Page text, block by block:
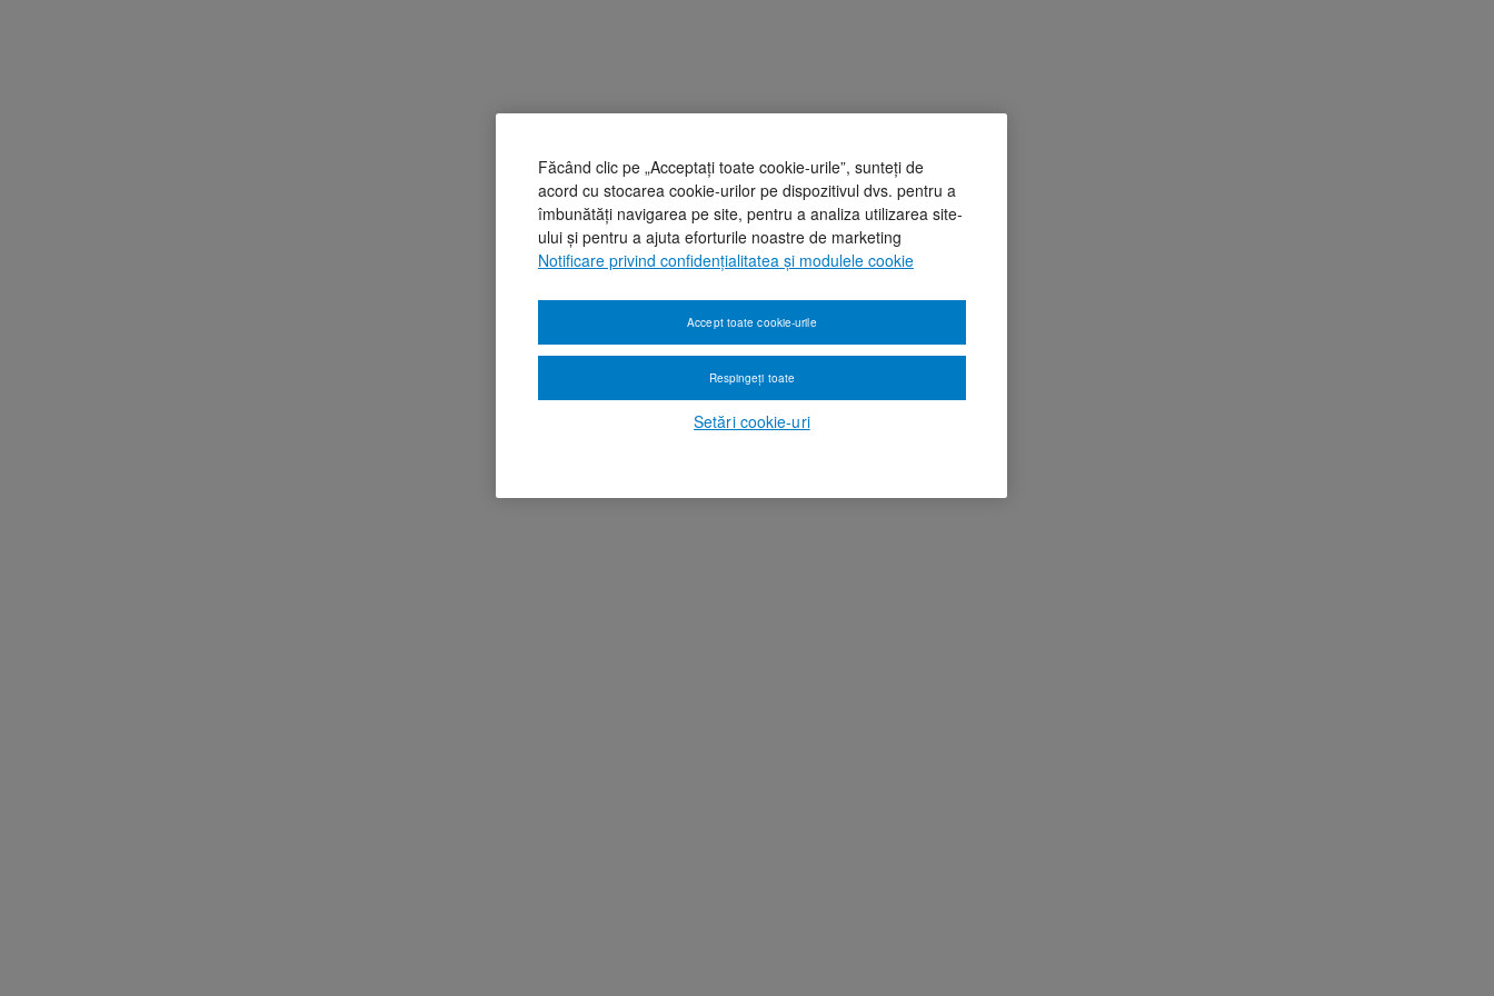
Făcând clic pe „Acceptați toate cookie-urile”, sunteți de
acord cu stocarea cookie-urilor pe dispozitivul dvs. pentru a
îmbunătăți navigarea pe site, pentru a analiza utilizarea site-
ului și pentru a ajuta eforturile noastre de marketing
Notificare privind confidențialitatea și modulele cookie
Setări cookie-uri
Respingeți toate
Accept toate cookie-urile